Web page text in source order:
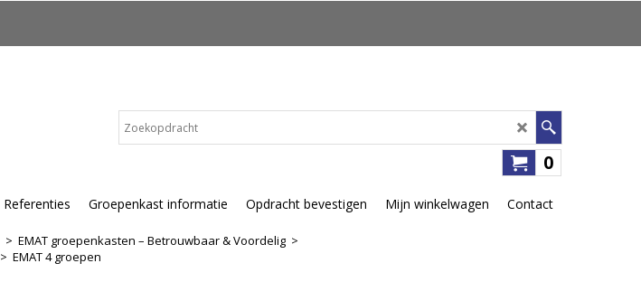
0
Referenties Groepenkast informatie Opdracht bevestigen Mijn winkelwagen Contact
> EMAT groepenkasten – Betrouwbaar & Voordelig >
> EMAT 4 groepen